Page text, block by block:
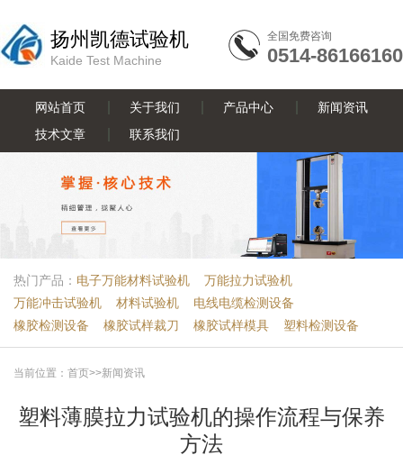
扬州凯德试验机
Kaide Test Machine
全国免费咨询
0514-86166160
网站首页 关于我们 产品中心
新闻资讯
技术文章
联系我们
热门产品： 电子万能材料试验机
万能拉力试验机
万能冲击试验机
材料试验机
电线电缆检测设备
橡胶检测设备
橡胶试样裁刀 橡胶试样模具 塑料检测设备
当前位置： 首页>>新闻资讯
塑料薄膜拉力试验机的操作流程与保养
方法